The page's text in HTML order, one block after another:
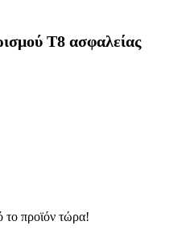
Τ8 ασφαλείας
το προϊόν τώρα!